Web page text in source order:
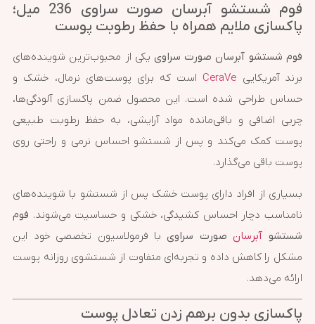
فوم شستشو آبرسان صورت سراوی 236 میل؛
پاکسازی ملایم همراه با حفظ رطوبت پوست
فوم شستشو آبرسان صورت سراوی یکی از محبوب‌ترین شوینده‌های
برند آمریکایی CeraVe است که برای پوست‌های نرمال، خشک و
حساس طراحی شده است. این محصول ضمن پاکسازی آلودگی‌ها،
چربی اضافی و باقی‌مانده مواد آرایشی، به حفظ رطوبت طبیعی
پوست کمک می‌کند و پس از شستشو احساس نرمی و راحتی روی
پوست باقی می‌گذارد.
بسیاری از افراد دارای پوست خشک پس از شستشو با شوینده‌های
نامناسب دچار احساس کشیدگی، خشکی و حساسیت می‌شوند. فوم
شستشو آبرسانصورت سراوی با فرمولاسیون تخصصی خود این
مشکل را کاهش داده و تجربه‌ای متفاوت از شستشوی روزانه پوست
ارائه می‌دهد.
پاکسازی بدون برهم زدن تعادل پوست